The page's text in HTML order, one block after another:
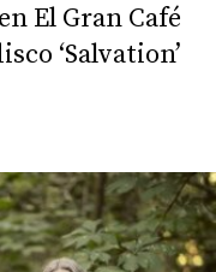
El Gran Café
‘Salvation’